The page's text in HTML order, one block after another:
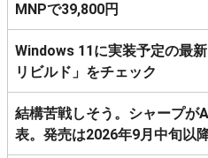
MNPで39,800円
Windows 11に実装予定の最
リビルド」をチェック
結構苦戦しそう。シャープが
表。発売は2026年9月中旬以